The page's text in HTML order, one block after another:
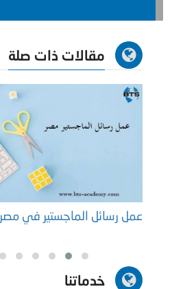
مقالات ذات صلة
عمل رسائل الماجستير في مصر
خدماتنا